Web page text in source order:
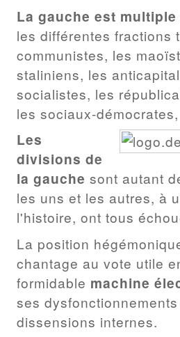
La gauche est multiple
les différentes fractions
communistes, les
staliniens, les
socialistes, les
les sociaux-
Les
divisions de
la gauche sont autant
les uns et les autres, à
l'histoire, ont tous
La position
chantage au vote utile
formidable machine
ses
dissensions internes.